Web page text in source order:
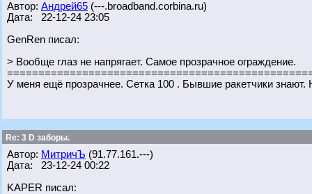
Автор: Андрей65 (---.broadband.corbina.ru)
Дата: 22-12-24 23:05
GenRen писал:
> Вообще глаз не напрягает. Самое прозрачное ограждение.
У меня ещё прозрачнее. Сетка 100 . Бывшие ракетчики знают.
Re: 3 D заборы.
Автор: МитричЪ (91.77.161.---)
Дата: 23-12-24 00:22
KAPER писал: